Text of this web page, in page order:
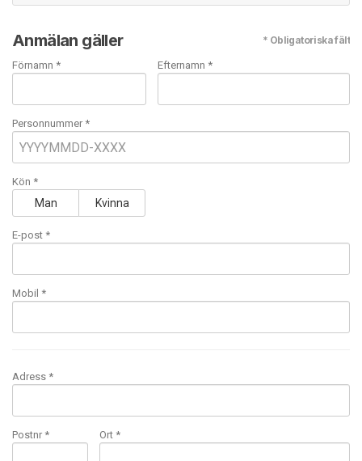
Anmälan gäller * Obligatoriska fält
Förnamn * Efternamn *
Personnummer *
Kön *
Man Kvinna
E-post *
Mobil *
Adress *
Postnr * Ort *